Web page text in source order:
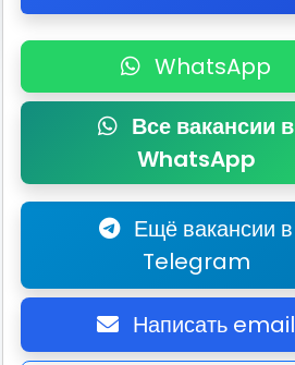
WhatsApp
Все вакансии в
WhatsApp
Ещё вакансии в
Telegram
Написать email